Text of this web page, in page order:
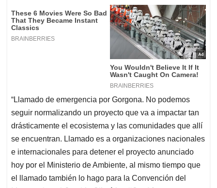
“Llamado de emergencia por Gorgona. No podemos
seguir normalizando un proyecto que va a impactar tan
drásticamente el ecosistema y las comunidades que allí
se encuentran. Llamado es a organizaciones nacionales
e internacionales para detener el proyecto anunciado
hoy por el Ministerio de Ambiente, al mismo tiempo que
el llamado también lo hago para la Convención del